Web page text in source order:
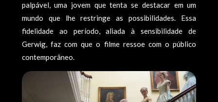
palpável, uma jovem que tenta se destacar em um
mundo que lhe restringe as possibilidades. Essa
fidelidade ao período, aliada à sensibilidade de
Gerwig, faz com que o filme ressoe com o público
contemporâneo.